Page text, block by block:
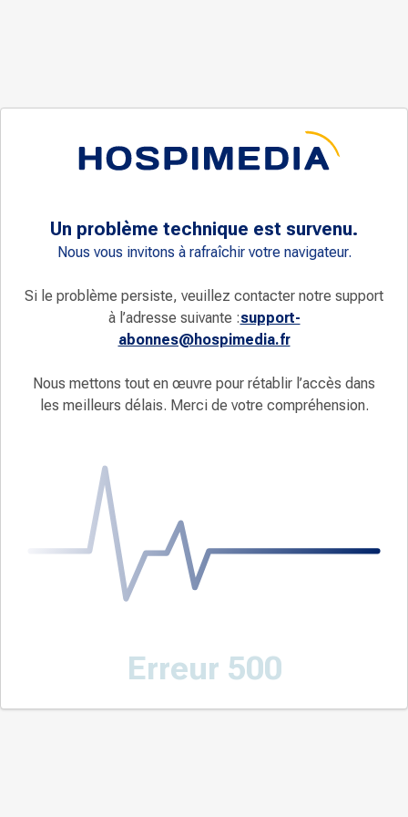
Un problème technique est survenu.
Nous vous invitons à rafraîchir votre navigateur.
Si le problème persiste, veuillez contacter notre support
à l’adresse suivante :support-
abonnes@hospimedia.fr
Nous mettons tout en œuvre pour rétablir l’accès dans
les meilleurs délais. Merci de votre compréhension.
Erreur 500